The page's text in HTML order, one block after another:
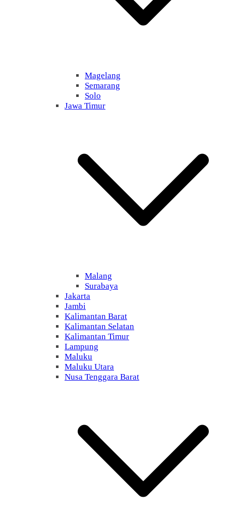
Magelang
Semarang
Solo
Jawa Timur
Malang
Surabaya
Jakarta
Jambi
Kalimantan Barat
Kalimantan Selatan
Kalimantan Timur
Lampung
Maluku
Maluku Utara
Nusa Tenggara Barat